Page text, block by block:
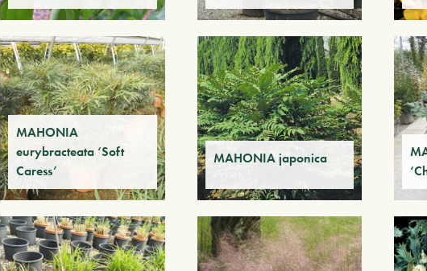
MAHONIA
eurybracteata ‘Soft
Caress’
MAHONIA japonica